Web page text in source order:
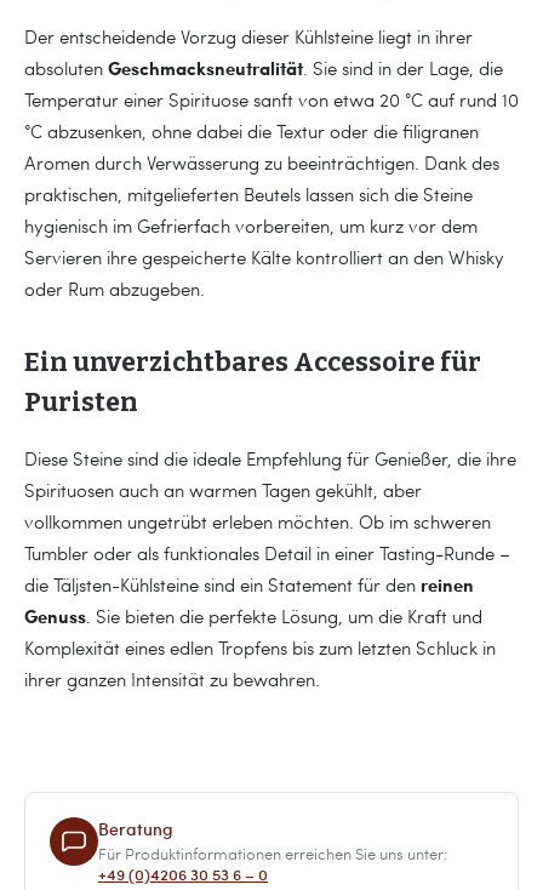
Der entscheidende Vorzug dieser Kühlsteine liegt in ihrer
absoluten Geschmacksneutralität. Sie sind in der Lage, die
Temperatur einer Spirituose sanft von etwa 20 °C auf rund 10
°C abzusenken, ohne dabei die Textur oder die filigranen
Aromen durch Verwässerung zu beeinträchtigen. Dank des
praktischen, mitgelieferten Beutels lassen sich die Steine
hygienisch im Gefrierfach vorbereiten, um kurz vor dem
Servieren ihre gespeicherte Kälte kontrolliert an den Whisky
oder Rum abzugeben.
Ein unverzichtbares Accessoire für
Puristen
Diese Steine sind die ideale Empfehlung für Genießer, die ihre
Spirituosen auch an warmen Tagen gekühlt, aber
vollkommen ungetrübt erleben möchten. Ob im schweren
Tumbler oder als funktionales Detail in einer Tasting-Runde –
die Täljsten-Kühlsteine sind ein Statement für den reinen
Genuss . Sie bieten die perfekte Lösung, um die Kraft und
Komplexität eines edlen Tropfens bis zum letzten Schluck in
ihrer ganzen Intensität zu bewahren.
Beratung
Für Produktinformationen erreichen Sie uns unter:
+49 (0)4206 30 53 6 – 0